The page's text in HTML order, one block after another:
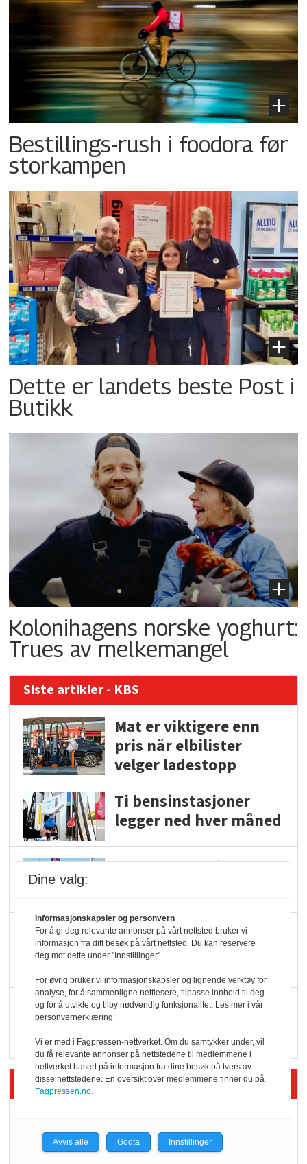
Bestillings-rush i foodora før
storkampen
Dette er landets beste Post i
Butikk
Kolonihagens norske yoghurt:
Trues av melkemangel
Siste artikler - KBS
Mat er viktigere enn
pris når elbilister
velger ladestopp
Ti bensinstasjoner
legger ned hver måned
Potetball, kylling og 98
KBS-bransjen i
endring: Stadig større
serveringstilbud
Vokser med ferdigmat
i dagligvare
Siste artikler - Butikk i praksis
dundrer videre
Dine valg:
Informasjonskapsler og personvern
For å gi deg relevante annonser på vårt nettsted bruker vi
informasjon fra ditt besøk på vårt nettsted. Du kan reservere
deg mot dette under "Innstillinger".
For øvrig bruker vi informasjonskapsler og lignende verktøy for
analyse, for å sammenligne nettlesere, tilpasse innhold til deg
og for å utvikle og tilby nødvendig funksjonalitet. Les mer i vår
personvernerklæring.
Vi er med i Fagpressen-nettverket. Om du samtykker under, vil
du få relevante annonser på nettstedene til medlemmene i
nettverket basert på informasjon fra dine besøk på tvers av
disse nettstedene. En oversikt over medlemmene finner du på
Fagpressen.no.
Avvis alle Godta Innstillinger